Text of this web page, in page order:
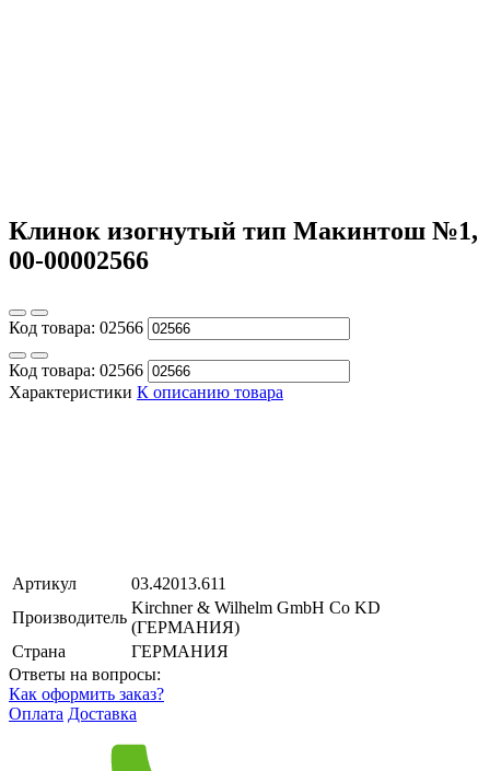
Клинок изогнутый тип Макинтош №1,
00-00002566
Код товара: 02566
Код товара: 02566
Характеристики К описанию товара
Артикул
03.42013.611
Производитель
Kirchner & Wilhelm GmbH Co KD
(ГЕРМАНИЯ)
Страна
ГЕРМАНИЯ
Ответы на вопросы:
Как оформить заказ?
Оплата Доставка